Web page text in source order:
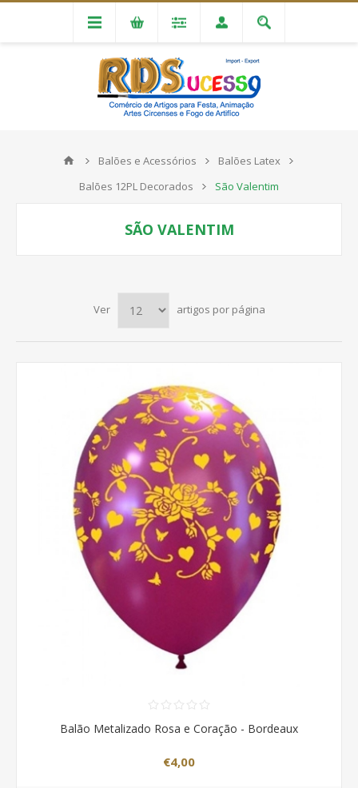
Balões e Acessórios
Balões Latex
Balões 12PL Decorados
São Valentim
SÃO VALENTIM
Ver artigos por página
Balão Metalizado Rosa e Coração - Bordeaux
€4,00